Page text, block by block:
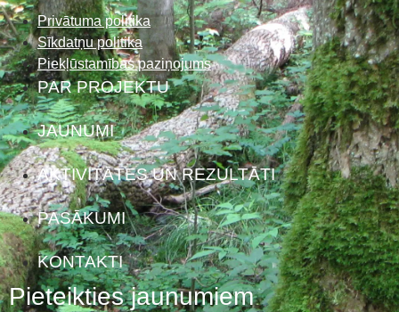
Privātuma politika
Sīkdatņu politika
Piekļūstamības paziņojums
PAR PROJEKTU
JAUNUMI
AKTIVITĀTES UN REZULTĀTI
PASĀKUMI
KONTAKTI
Pieteikties jaunumiem